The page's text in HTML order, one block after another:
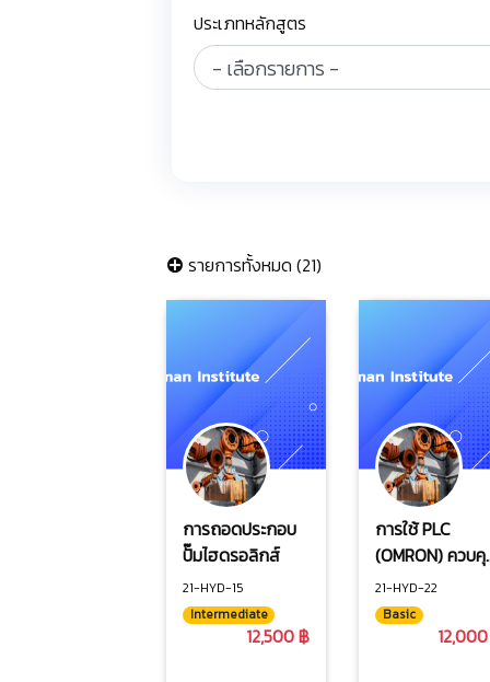
ประเภทหลักสูตร
รายการทั้งหมด (21)
การถอดประกอบ
ปั๊มไฮดรอลิกส์
21-HYD-15
Intermediate
12,500 ฿
การใช้ PLC
(OMRON) ควบคุ
มระบบไฮดรอลิก
ไฟฟ้า
21-HYD-22
Basic